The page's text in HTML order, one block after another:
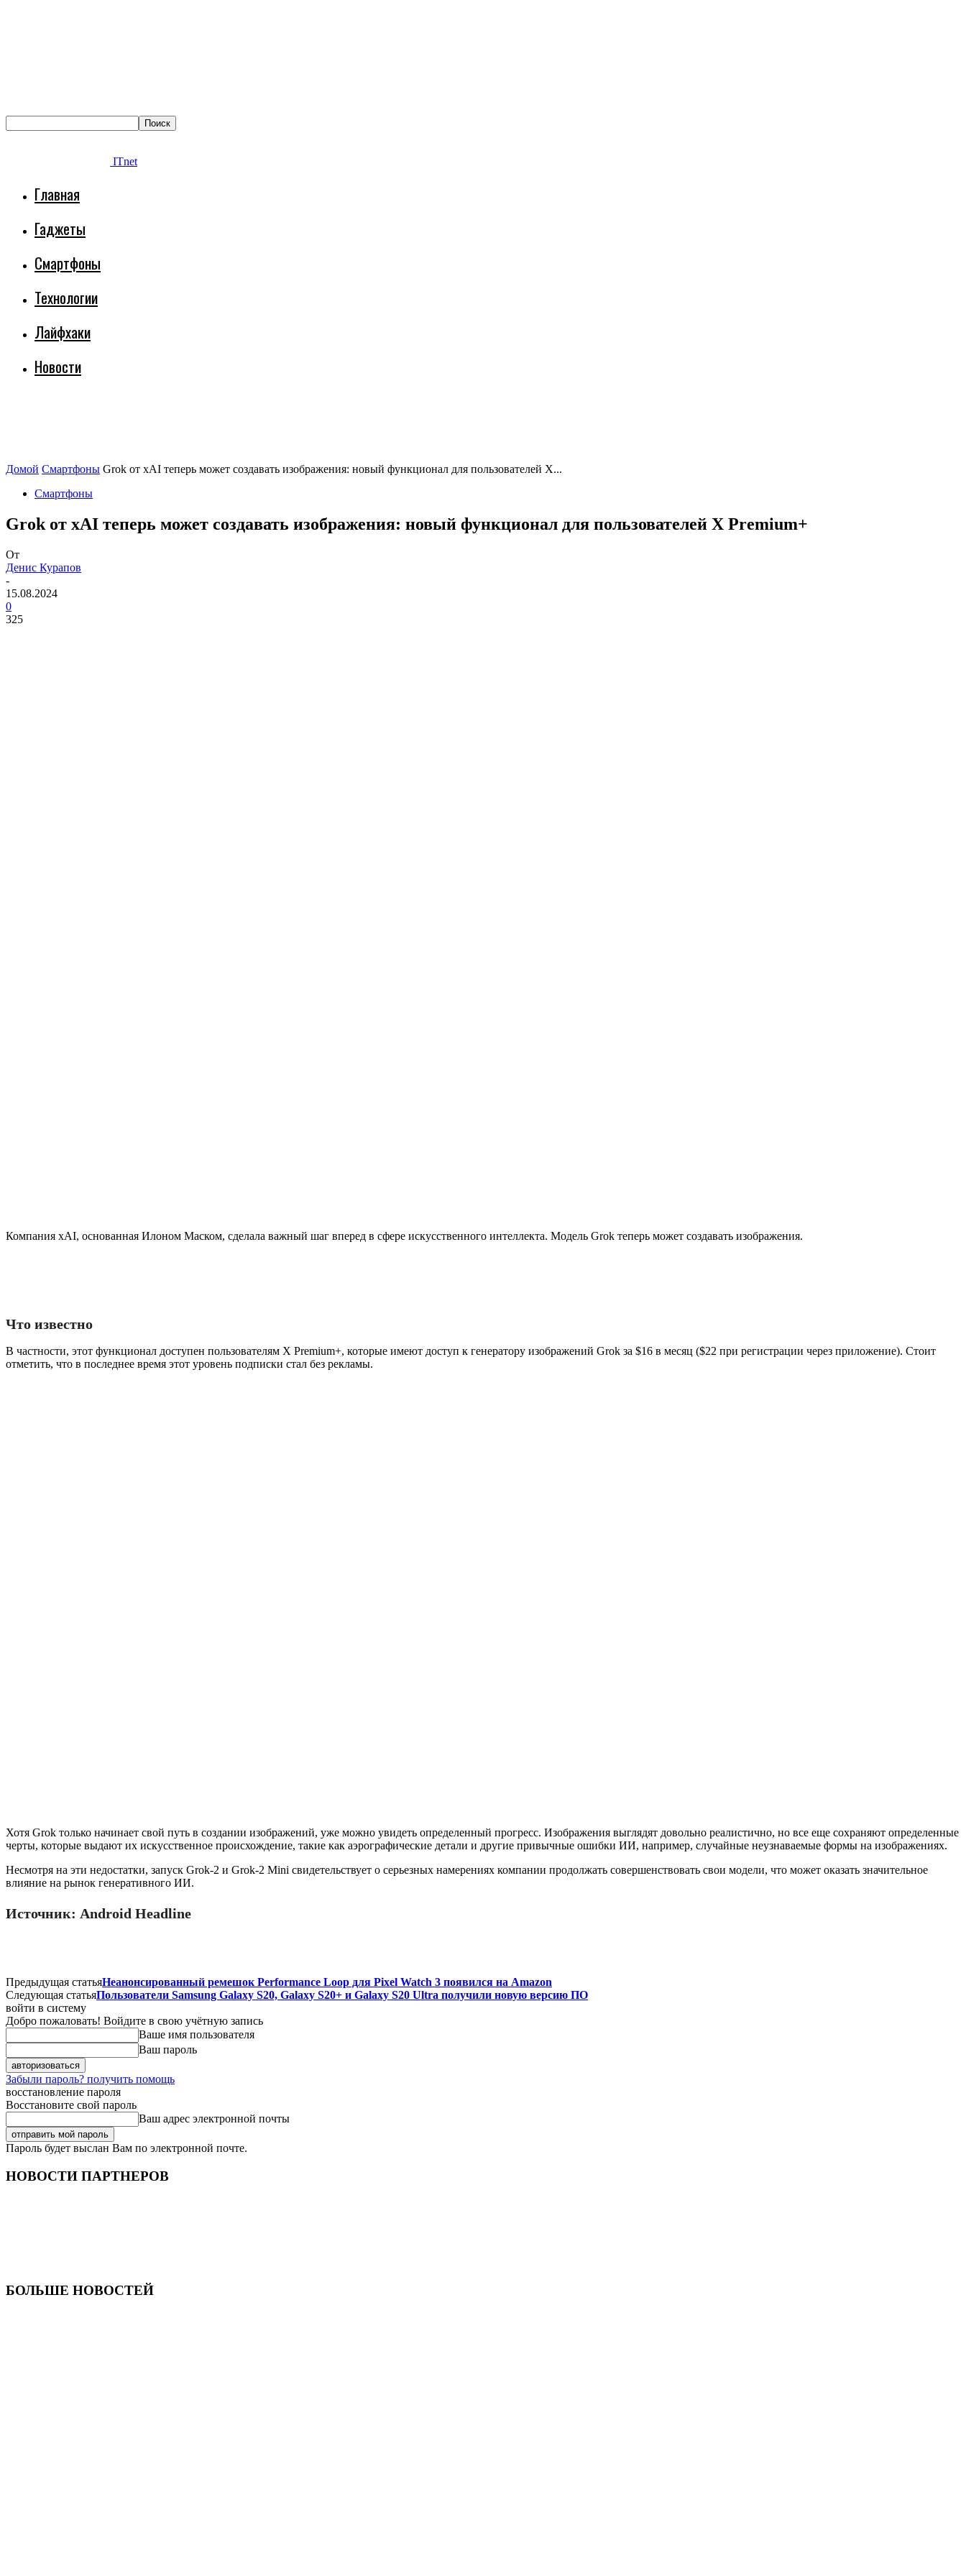
ITnet
Главная
Гаджеты
Смартфоны
Технологии
Лайфхаки
Новости
Домой Смартфоны Grok от xAI теперь может создавать изображения: новый функционал для пользователей X...
Смартфоны
Grok от xAI теперь может создавать изображения: новый функционал для пользователей X Premium+
От
Денис Курапов
-
15.08.2024
0
325
Компания xAI, основанная Илоном Маском, сделала важный шаг вперед в сфере искусственного интеллекта. Модель Grok теперь может создавать изображения.
Что известно
В частности, этот функционал доступен пользователям X Premium+, которые имеют доступ к генератору изображений Grok за $16 в месяц ($22 при регистрации через приложение). Стоит
отметить, что в последнее время этот уровень подписки стал без рекламы.
Хотя Grok только начинает свой путь в создании изображений, уже можно увидеть определенный прогресс. Изображения выглядят довольно реалистично, но все еще сохраняют определенные
черты, которые выдают их искусственное происхождение, такие как аэрографические детали и другие привычные ошибки ИИ, например, случайные неузнаваемые формы на изображениях.
Несмотря на эти недостатки, запуск Grok-2 и Grok-2 Mini свидетельствует о серьезных намерениях компании продолжать совершенствовать свои модели, что может оказать значительное
влияние на рынок генеративного ИИ.
Источник: Android Headline
Предыдущая статьяНеанонсированный ремешок Performance Loop для Pixel Watch 3 появился на Amazon
Следующая статьяПользователи Samsung Galaxy S20, Galaxy S20+ и Galaxy S20 Ultra получили новую версию ПО
войти в систему
Добро пожаловать! Войдите в свою учётную запись
Ваше имя пользователя
Ваш пароль
Забыли пароль? получить помощь
восстановление пароля
Восстановите свой пароль
Ваш адрес электронной почты
Пароль будет выслан Вам по электронной почте.
НОВОСТИ ПАРТНЕРОВ
БОЛЬШЕ НОВОСТЕЙ